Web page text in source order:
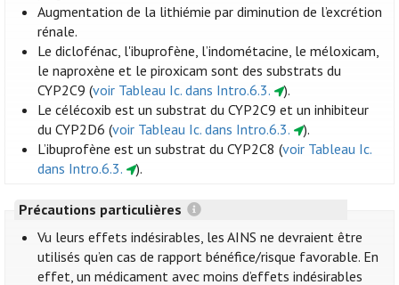
Augmentation de la lithiémie par diminution de l’excrétion
rénale.
Le diclofénac, l'ibuprofène, l’indométacine, le méloxicam,
le naproxène et le piroxicam sont des substrats du
CYP2C9 (voir Tableau Ic. dans Intro.6.3.
).
Le célécoxib est un substrat du CYP2C9 et un inhibiteur
du CYP2D6 (voir Tableau Ic. dans Intro.6.3.
).
L’ibuprofène est un substrat du CYP2C8 (voir Tableau Ic.
dans Intro.6.3.
).
Précautions particulières
Vu leurs effets indésirables, les AINS ne devraient être
utilisés qu’en cas de rapport bénéfice/risque favorable. En
effet, un médicament avec moins d’effets indésirables